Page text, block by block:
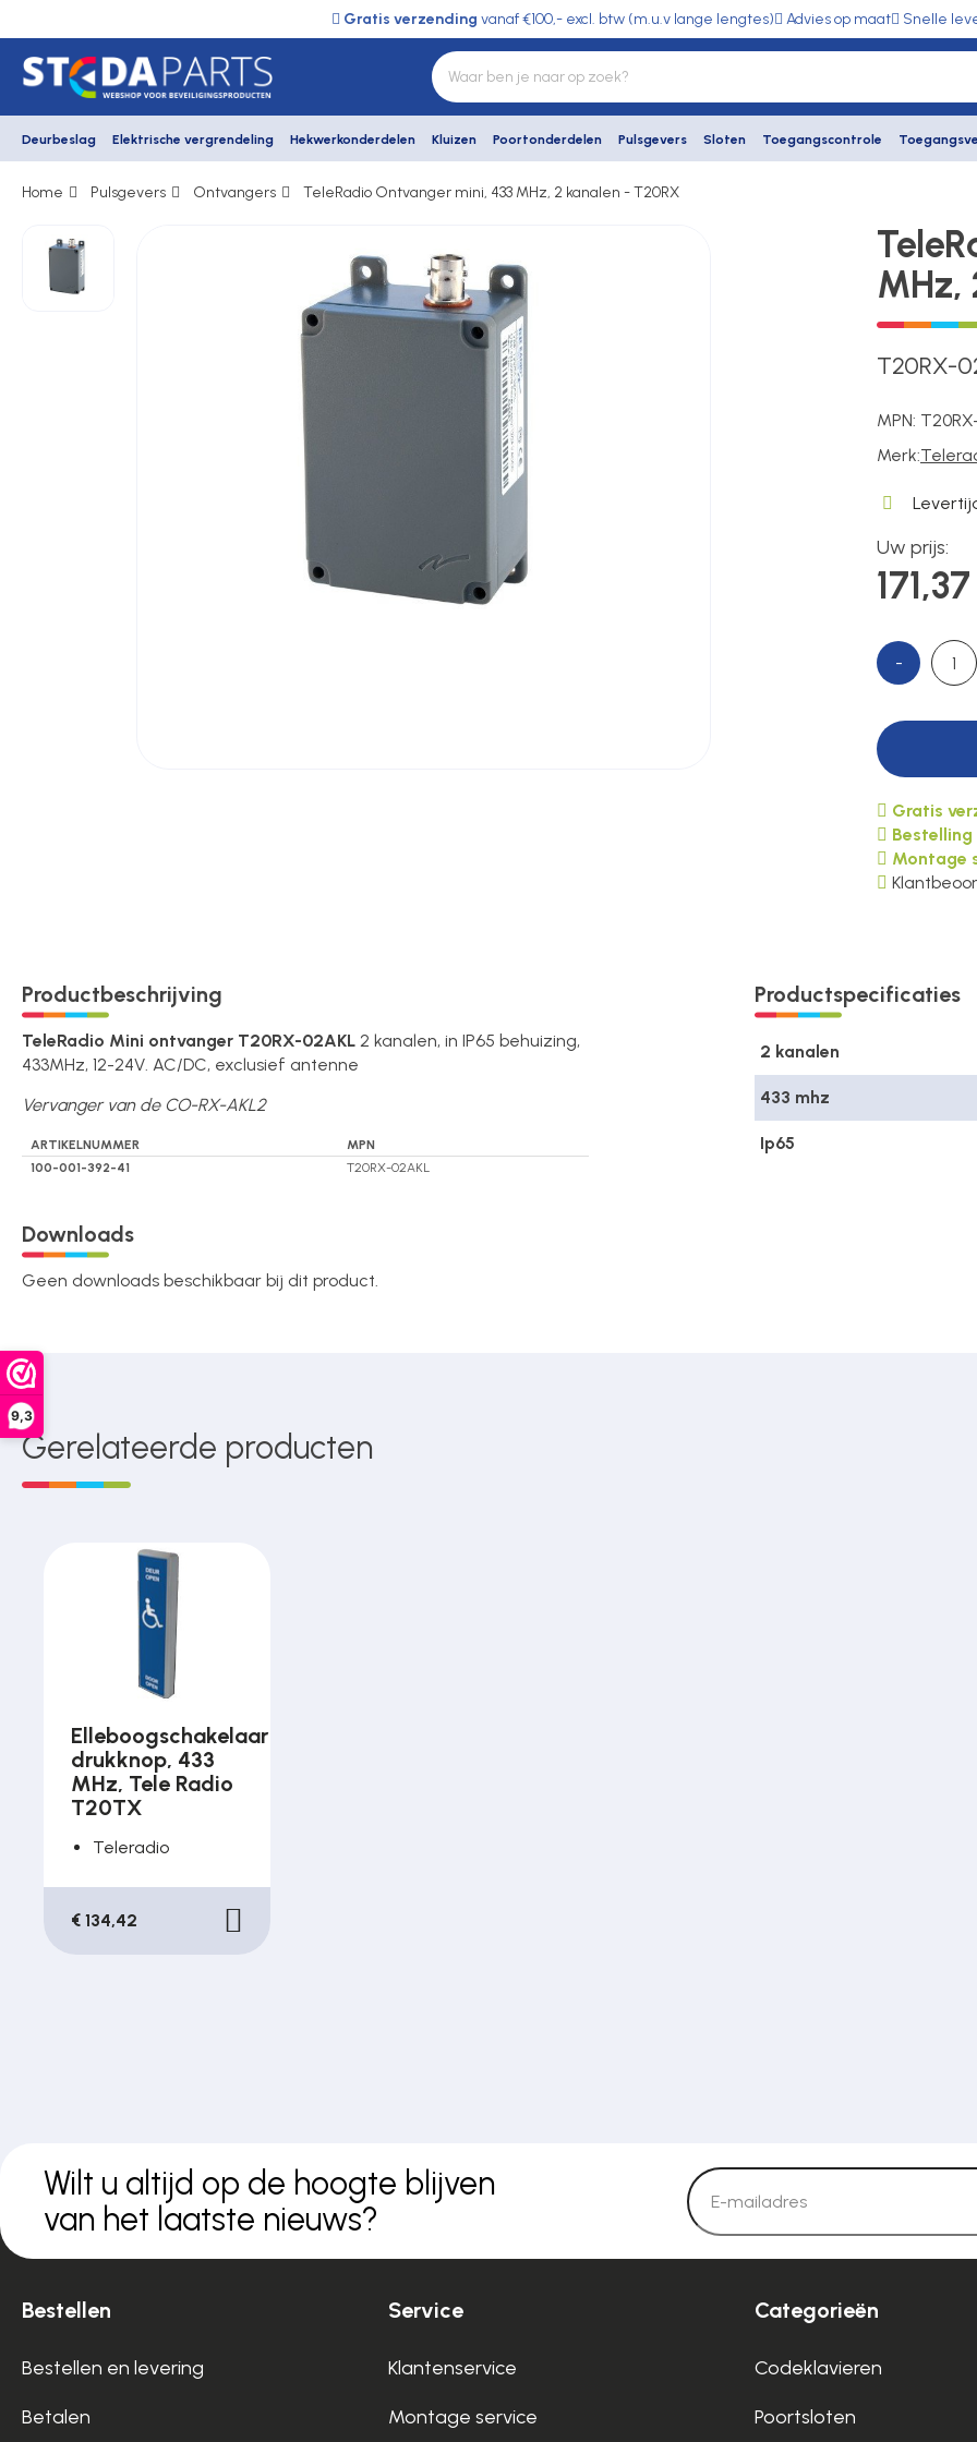
9,3
Gratis verzending vanaf €100,- excl. btw (m.u.v lange lengtes) Advies op maat Snelle
Deurbeslag Elektrische vergrendeling Hekwerkonderdelen Kluizen Poortonderdelen Pulsgevers Sloten Toegangscontrole
Deurbeslag
Elektrische vergrendeling
Over ons
Home Pulsgevers Ontvangers TeleRadio Ontvanger mini, 433 MHz, 2 kanalen - T20RX
MHz,
T20RX-
MPN:
Merk:
Uw prijs:
171,37
-
Gratis
Montage
Productbeschrijving
TeleRadio Mini ontvanger T20RX-02AKL 2 kanalen, in IP65 behuizing,
433MHz, 12-24V. AC/DC, exclusief antenne
Vervanger van de CO-RX-AKL2
ARTIKELNUMMER
MPN
100-001-392-41
T20RX-02AKL
Productspecificaties
2 kanalen
433 mhz
Ip65
Downloads
Geen downloads beschikbaar bij dit product.
Gerelateerde producten
Elleboogschakelaar
drukknop, 433
MHz, Tele Radio
T20TX
Teleradio
€ 134,42
Wilt u altijd op de hoogte blijven
van het laatste nieuws?
Bestellen
Bestellen en levering
Betalen
Service
Klantenservice
Montage service
Categorieën
Codeklavieren
Poortsloten